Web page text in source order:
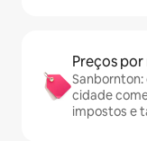
Preços
cidade
impostos e